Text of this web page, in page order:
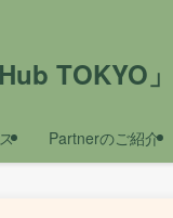
」
TOKYO」
Partnerのご紹介